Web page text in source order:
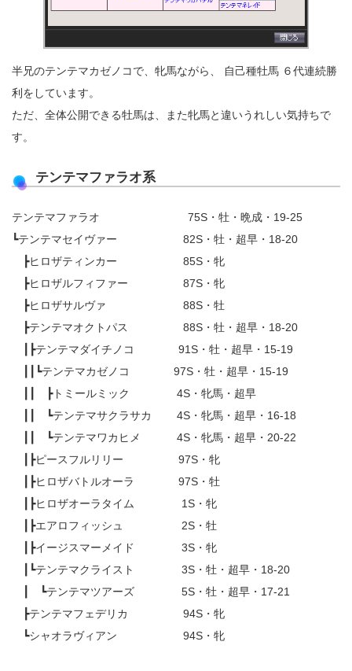
半兄のテンテマカゼノコで、牝馬ながら、 自己種牡馬 ６代連続勝
利をしています。
ただ、全体公開できる牡馬は、また牝馬と違いうれしい気持ちで
す。
テンテマファラオ系
テンテマファラオ 75S・牡・晩成・19-25
┗テンテマセイヴァー 82S・牡・超早・18-20
┣ヒロザティンカー 85S・牝
┣ヒロザルフィファー 87S・牝
┣ヒロザサルヴァ 88S・牡
┣テンテマオクトパス 88S・牡・超早・18-20
┃┣テンテマダイチノコ 91S・牡・超早・15-19
┃┃┗テンテマカゼノコ 97S・牡・超早・15-19
┃┃ ┣トミールミック 4S・牝馬・超早
┃┃ ┗テンテマサクラサカ 4S・牝馬・超早・16-18
┃┃ ┗テンテマワカヒメ 4S・牝馬・超早・20-22
┃┣ピースフルリリー 97S・牝
┃┣ヒロザバトルオーラ 97S・牡
┃┣ヒロザオーラタイム 1S・牝
┃┣エアロフィッシュ 2S・牡
┃┣イージスマーメイド 3S・牝
┃┗テンテマクライスト 3S・牡・超早・18-20
┃ ┗テンテマツアーズ 5S・牡・超早・17-21
┣テンテマフェデリカ 94S・牝
┗シャオラヴィアン 94S・牝